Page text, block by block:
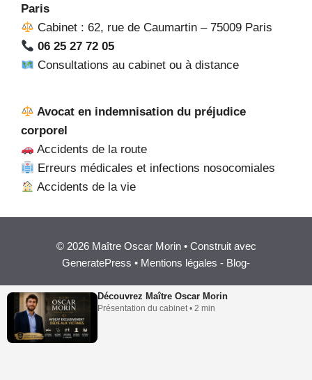
Paris
Cabinet : 62, rue de Caumartin – 75009 Paris
06 25 27 72 05
Consultations au cabinet ou à distance
Avocat en indemnisation du préjudice
corporel
Accidents de la route
Erreurs médicales et infections nosocomiales
Accidents de la vie
© 2026 Maître Oscar Morin • Construit avec
GeneratePress • Mentions légales - Blog-
Découvrez Maître Oscar Morin
Présentation du cabinet • 2 min